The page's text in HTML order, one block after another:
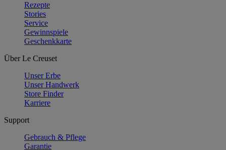
Rezepte
Stories
Service
Gewinnspiele
Geschenkkarte
Über Le Creuset
Unser Erbe
Unser Handwerk
Store Finder
Karriere
Support
Gebrauch & Pflege
Garantie